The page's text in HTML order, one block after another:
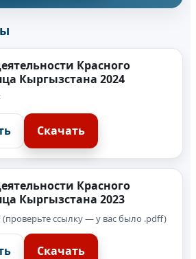
Красного
Кыргызстана 2024
Скачать
Красного
Кыргызстана 2023
(проверьте ссылку — у вас было .pdff)
Скачать